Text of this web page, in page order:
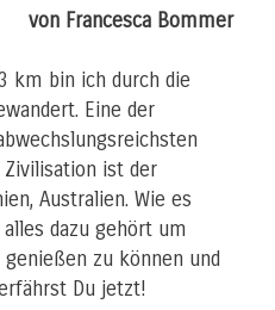
von Francesca Bommer
km bin ich durch die
Eine der
ist der
Australien. Wie es
dazu gehört um
zu können und
Du jetzt!